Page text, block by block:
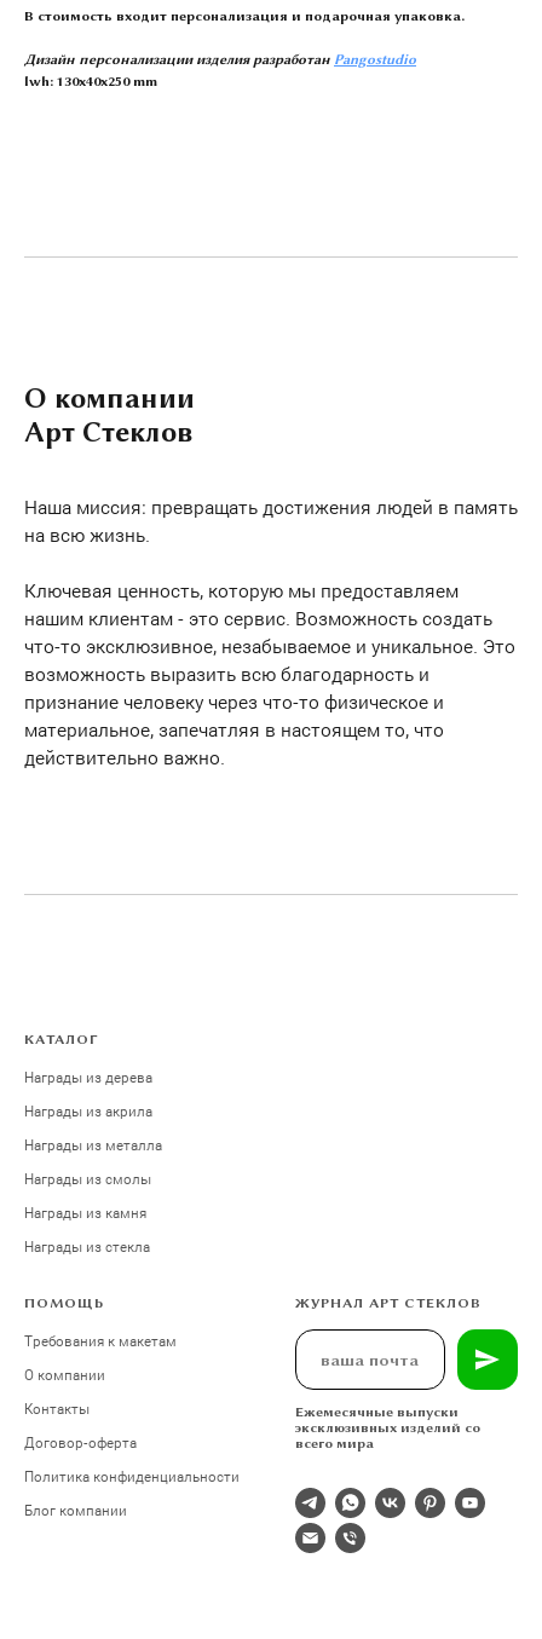
В стоимость входит персонализация и подарочная упаковка.
Дизайн персонализации изделия разработан Pangostudio
lwh: 130x40x250 mm
О компании
Арт Стеклов
Наша миссия: превращать достижения людей в память
на всю жизнь.
Ключевая ценность, которую мы предоставляем
нашим клиентам - это сервис. Возможность создать
что-то эксклюзивное, незабываемое и уникальное. Это
возможность выразить всю благодарность и
признание человеку через что-то физическое и
материальное, запечатляя в настоящем то, что
действительно важно.
КАТАЛОГ
Награды из дерева
Награды из акрила
Награды из металла
Награды из смолы
Награды из камня
Награды из стекла
ПОМОЩЬ
Требования к макетам
О компании
Контакты
Договор-оферта
Политика конфиденциальности
Блог компании
ЖУРНАЛ АРТ СТЕКЛОВ
Ежемесячные выпуски
эксклюзивных изделий со
всего мира